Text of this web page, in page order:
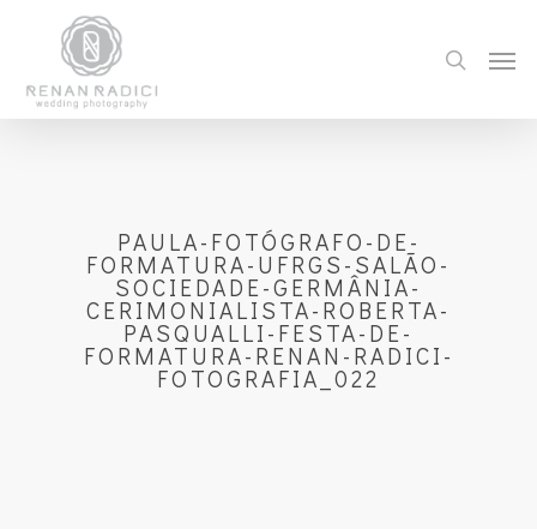
PAULA-FOTÓGRAFO-DE-
FORMATURA-UFRGS-SALÃO-
SOCIEDADE-GERMÂNIA-
CERIMONIALISTA-ROBERTA-
PASQUALLI-FESTA-DE-
FORMATURA-RENAN-RADICI-
FOTOGRAFIA_022